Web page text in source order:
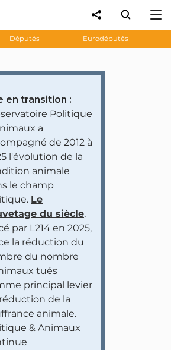
Députés Eurodéputés
en transition :
Politique
a
de 2012 à
l'évolution de la
animale
le champ
Le
du siècle,
par L214 en 2025,
la réduction du
du nombre
tués
principal levier
de la
animale.
& Animaux